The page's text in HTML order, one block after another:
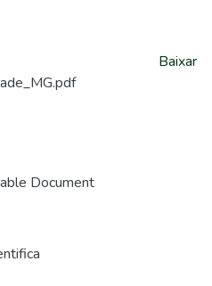
Document
Baixar